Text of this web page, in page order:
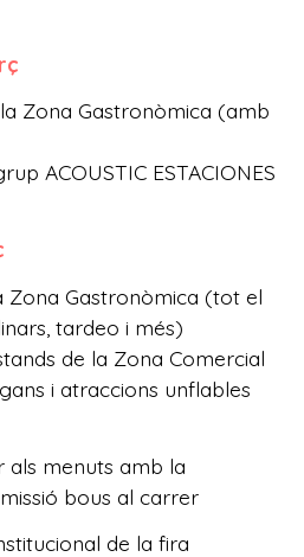
Zona Gastronòmica (amb
ACOUSTIC ESTACIONES
Zona Gastronòmica (tot el
tardeo i més)
de la Zona Comercial
i atraccions unflables
als menuts amb la
bous al carrer
de la fira